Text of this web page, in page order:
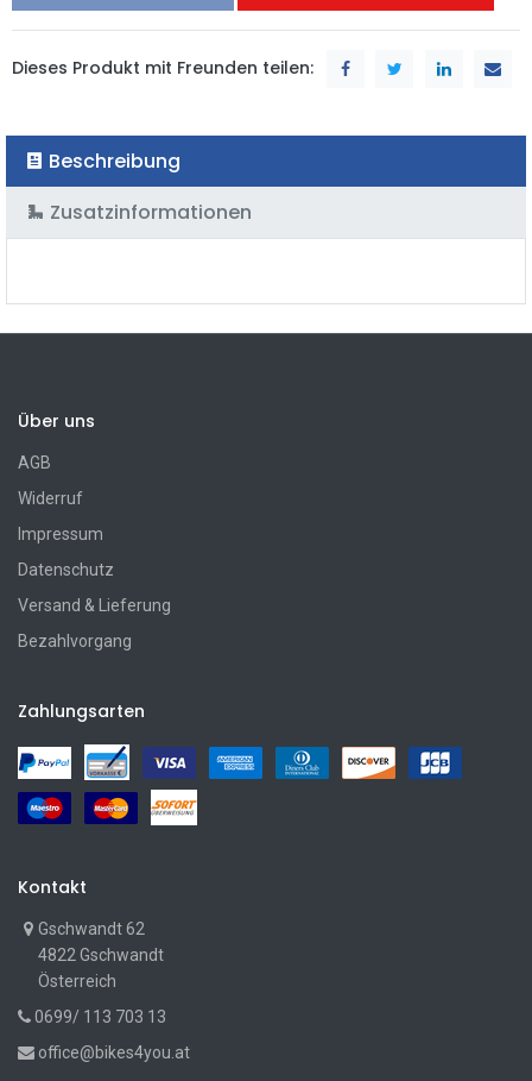
Dieses Produkt mit Freunden teilen:
Beschreibung
Zusatzinformationen
Über uns
AGB
Widerruf
Impressum
Datenschutz
Versand & Lieferung
Bezahlvorgang
Zahlungsarten
Kontakt
Gschwandt 62
4822 Gschwandt
Österreich
0699/ 113 703 13
office@bikes4you.at